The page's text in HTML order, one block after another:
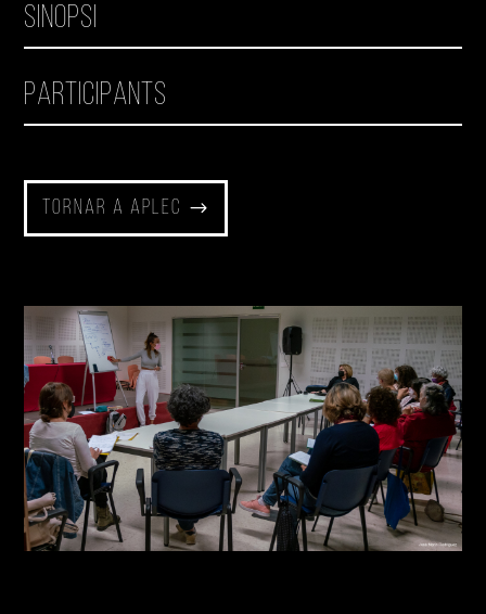
Sinopsi
Participants
Tornar a Aplec